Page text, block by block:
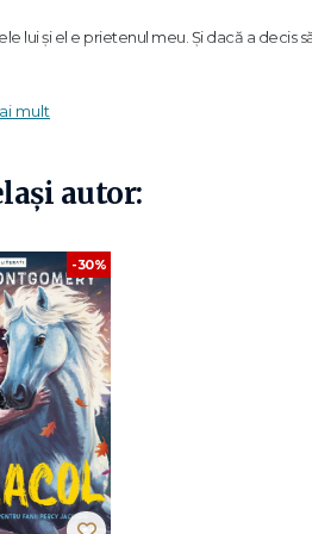
lui și el e prietenul meu. Și dacă a decis
câine bun și îi iubește viața simplă și
hotărât să se alăture rebeliunii pentru
-
-KATYA BALEN
emoționantă. -
mi-a frânt inima și a făcut-o să cânte.
a fost crescător de porci, poștaș
citind tot ce se putea, de la
pentru copii, inclusiv
mult
autor:
-30%